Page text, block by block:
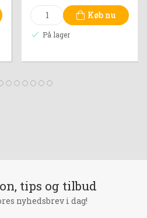
Køb nu
På lager
tips og tilbud
nyhedsbrev i dag!